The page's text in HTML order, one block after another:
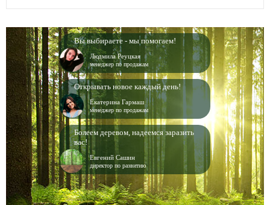
Вы выбираете - мы помогаем!
Людмила Реуцкая
менеджер по продажам
Открывать новое каждый день!
Екатерина Гармаш
менеджер по продажам
Болеем деревом, надеемся заразить
вас!
Евгений Сашин
директор по развитию